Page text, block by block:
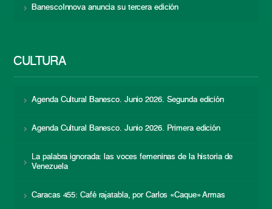
BanescoInnova anuncia su tercera edición
CULTURA
Agenda Cultural Banesco. Junio 2026. Segunda edición
Agenda Cultural Banesco. Junio 2026. Primera edición
La palabra ignorada: las voces femeninas de la historia de
Venezuela
Caracas 455: Café rajatabla, por Carlos «Caque» Armas